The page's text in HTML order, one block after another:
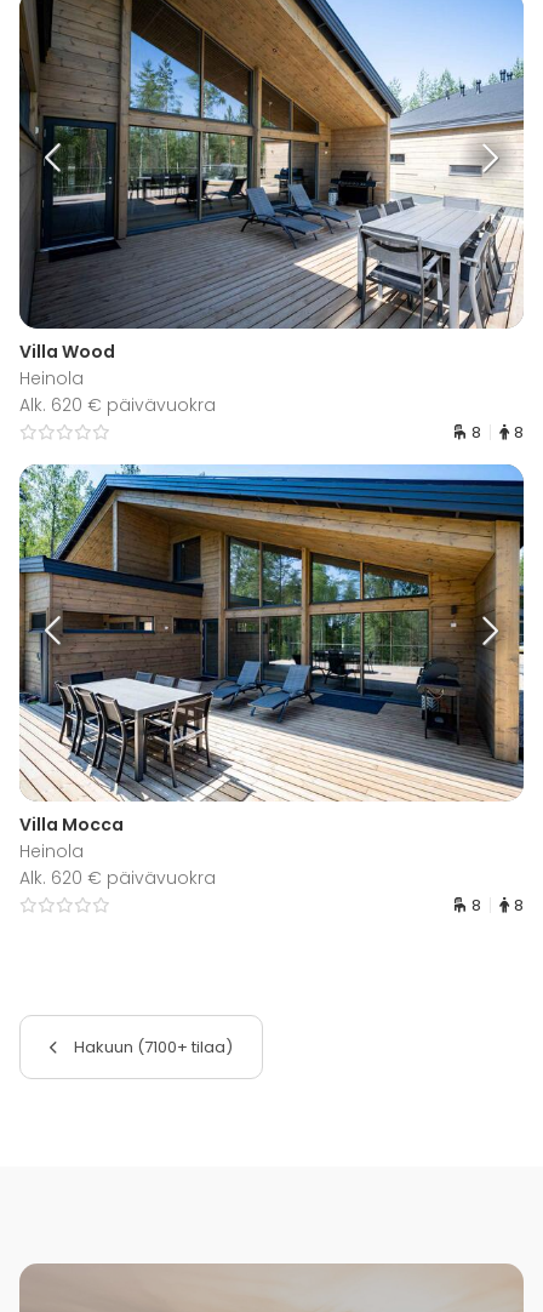
Villa Wood
Heinola
Alk. 620 € päivävuokra
8 8
Villa Mocca
Heinola
Alk. 620 € päivävuokra
8 8
Hakuun (7100+ tilaa)